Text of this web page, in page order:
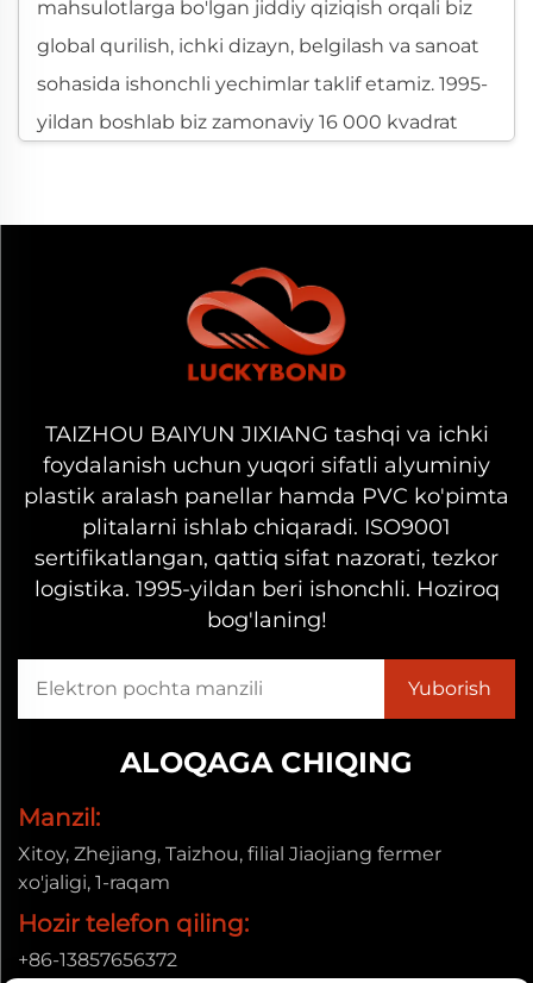
mahsulotlarga bo'lgan jiddiy qiziqish orqali biz
global qurilish, ichki dizayn, belgilash va sanoat
sohasida ishonchli yechimlar taklif etamiz. 1995-
yildan boshlab biz zamonaviy 16 000 kvadrat
ishlab chiqarishga ixtisoslashdik. Bizning
ISO9001 sertifikati har bir buyurtma uchun
qat'iy sifat nazoratini, samarali logistika
faoliyatini, operativ aloqani hamda uzoq
muddatli barqarorlikni ta'minlaydi.
Alyuminiy-kompozit panel bizning asosiy
mahsulotlarimizdan biri bo'lib, ajoyib chidamlilik,
a'lo darajadagi tekislik va dizayn
moslanuvchanligi uchun mo'ljallangan. Yengil,
lekin mustahkam qoplam materiali sifatida u
ichki va tashqi muhitda yuqori ishlash
ko'rsatkichlarini ta'minlaydi va arxitektorlar,
loyihalari menejerlari uchun afzal ko'riladigan
tanlovdir. Materialshunoslik va aniq ishlab
chiqarishga e'tibor berish kichik hajmli maxsus
loyihalardan tortib, katta miqyosli tijorat
loyihalarigacha bo'lgan talablarni qondirish
imkonini beradi.
TAIZHOU BAIYUN JIXIANG tashqi va ichki
foydalanish uchun yuqori sifatli alyuminiy
plastik aralash panellar hamda PVC ko'pimta
plitalarni ishlab chiqaradi. ISO9001
sertifikatlangan, qattiq sifat nazorati, tezkor
logistika. 1995-yildan beri ishonchli. Hoziroq
bog'laning!
ALOQAGA CHIQING
Manzil:
Xitoy, Zhejiang, Taizhou, filial Jiaojiang fermer
xo'jaligi, 1-raqam
Hozir telefon qiling:
+86-13857656372